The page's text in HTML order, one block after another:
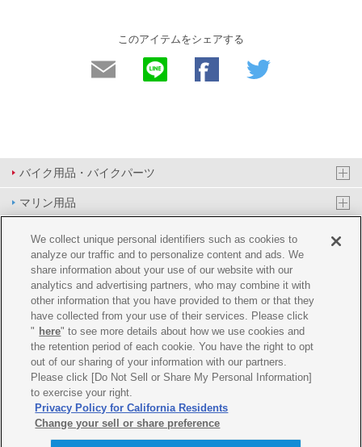
このアイテムをシェアする
バイク用品・バイクパーツ
マリン用品
PAS/YPJ用品
その他用品
イベント&エンターテイメント
オンラインショップ
企業情報
ご利用規約 推薦環境 プライバシーポリシー Cookie ポリシー
We collect unique personal identifiers such as cookies to
analyze our traffic and to personalize content and ads. We
share information about your use of our website with our
analytics and advertising partners, who may combine it with
other information that you have provided to them or that they
have collected from your use of their services. Please click
" here" to see more details about how we use cookies and
the retention period of each cookie. You have the right to opt
out of our sharing of your information with our partners.
Please click [Do Not Sell or Share My Personal Information]
to exercise your right.
Privacy Policy for California Residents
Change your sell or share preference